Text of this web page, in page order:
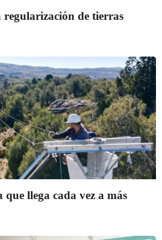
regularización de tierras
que llega cada vez a más